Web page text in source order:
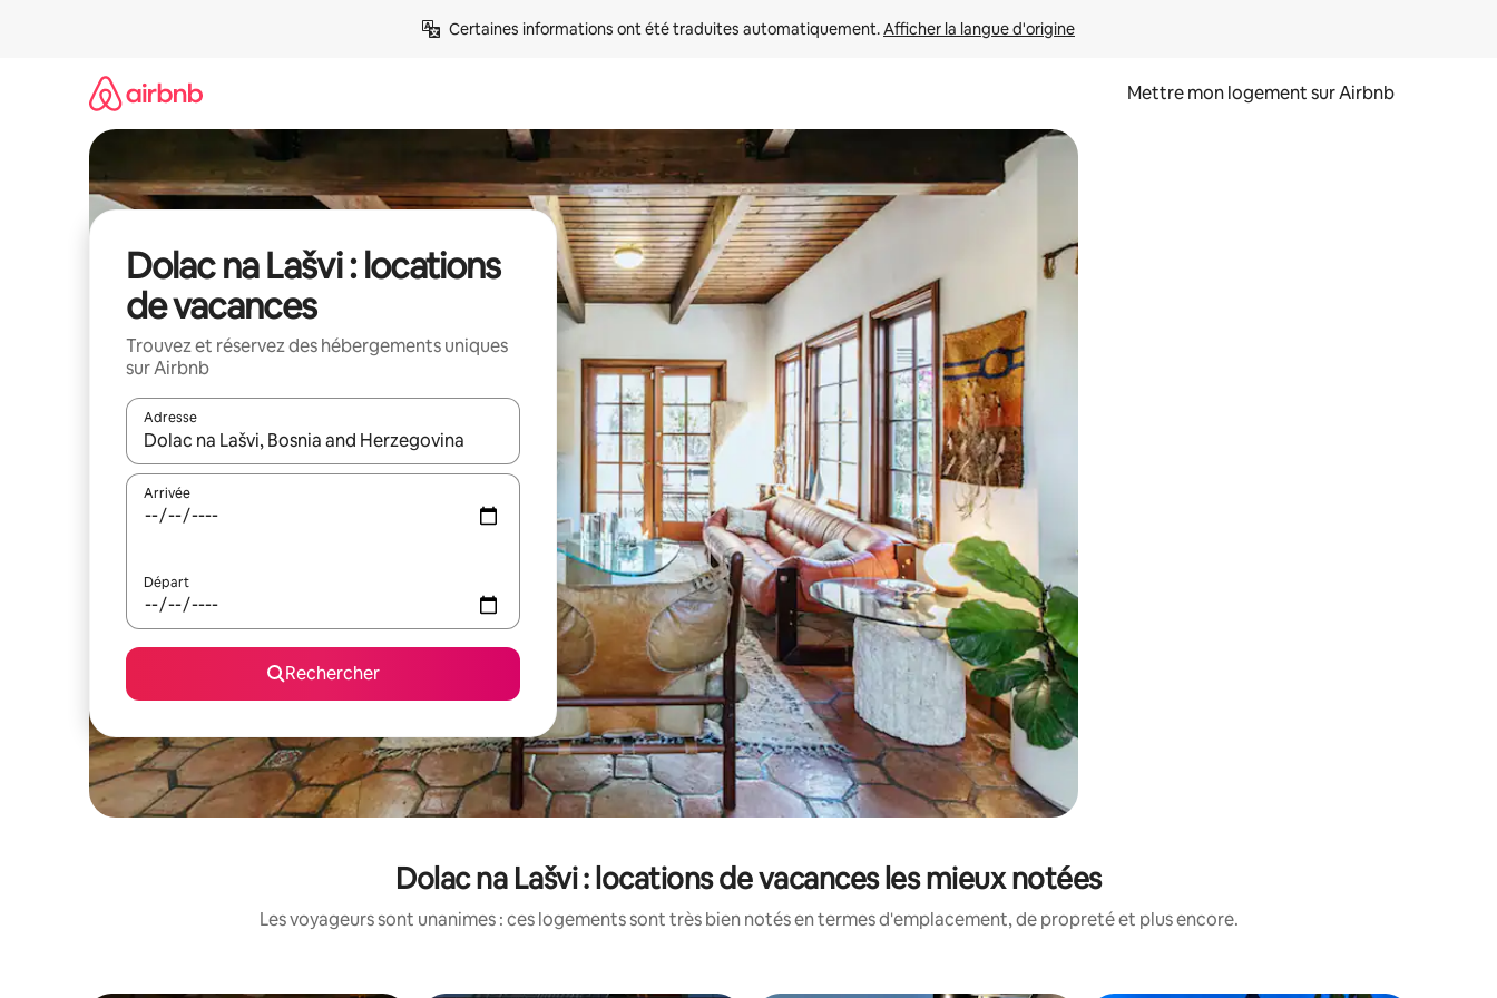
Certaines informations ont été traduites automatiquement. Afficher la langue d'origine
Mettre mon logement sur Airbnb
Dolac na Lašvi : locations
de vacances
Trouvez et réservez des hébergements uniques
sur Airbnb
Adresse
Lorsque les résultats s'affichent, utilisez les flèches vers le haut et vers le bas pour les parcourir ou en appuyant et en faisant glisser.
Arrivée
Départ
Rechercher
Dolac na Lašvi : locations de vacances les mieux notées
Les voyageurs sont unanimes : ces logements sont très bien notés en termes d'emplacement, de propreté et plus encore.